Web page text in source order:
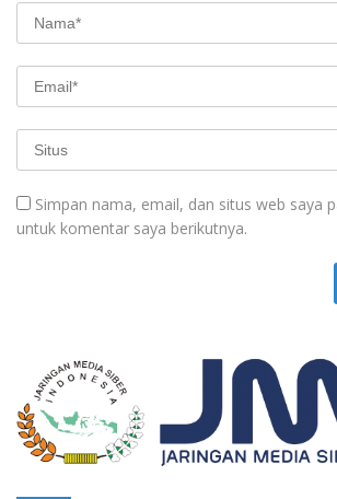
Simpan nama, email, dan situs web saya
untuk komentar saya berikutnya.